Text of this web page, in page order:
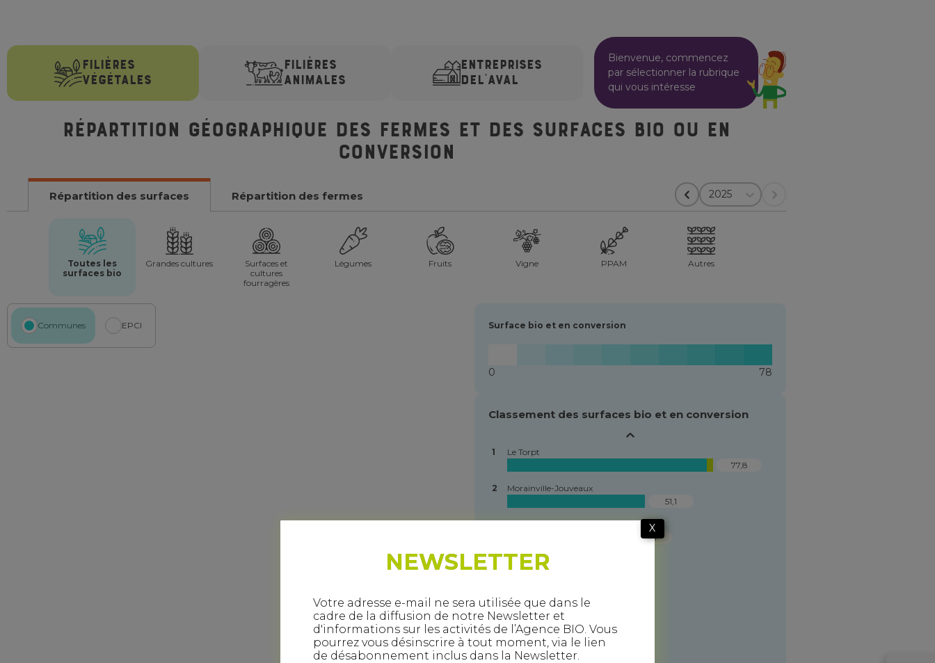
FILIÈRES
VÉGÉTALES
FILIÈRES
ANIMALES
ENTREPRISES
DEL'AVAL
Bienvenue, commencez
par sélectionner la rubrique
qui vous intéresse
Répartition géographique des fermes et des surfaces bio ou en
conversion
Répartition des surfaces Répartition des fermes 2025
Toutes les
surfaces bio
Grandes cultures
Surfaces et
cultures
fourragères
Légumes Fruits Vigne PPAM Autres
Communes EPCI Surface bio et en conversion
0 78
Classement des surfaces bio et en conversion
1
Le Torpt
77,8
2
Morainville-Jouveaux
51,1
43,1
4
Saint-Germain-la-Campagne
5
La Lande-Saint-Léger
S*
6
Martainville
S*
NEWSLETTER
Votre adresse e-mail ne sera utilisée que dans le
cadre de la diffusion de notre Newsletter et
d'informations sur les activités de l’Agence BIO. Vous
pourrez vous désinscrire à tout moment, via le lien
de désabonnement inclus dans la Newsletter.
X